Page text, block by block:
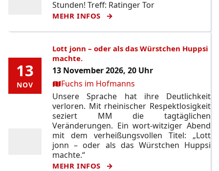
Stunden! Treff: Ratinger Tor
MEHR INFOS
13
NOV
13
NOV
Lott jonn – oder als das Würstchen Huppsi
machte.
13 November 2026, 20 Uhr
Ort:Fuchs im Hofmanns
Unsere Sprache hat ihre Deutlichkeit
verloren. Mit rheinischer Respektlosigkeit
seziert MM die tagtäglichen
Veränderungen. Ein wort-witziger Abend
mit dem verheißungsvollen Titel: „Lott
jonn – oder als das Würstchen Huppsi
machte.“
MEHR INFOS